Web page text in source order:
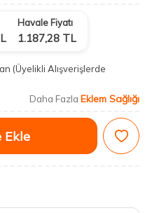
Havale Fiyatı
1.187,28 TL
(Üyelikli Alışverişlerde
Daha Fazla Eklem Sağlığı
Ekle